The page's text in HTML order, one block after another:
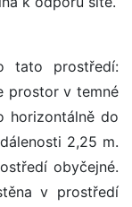
tato prostředí:
prostor v temné
horizontálně do
2,25 m.
obyčejné.
v prostředí